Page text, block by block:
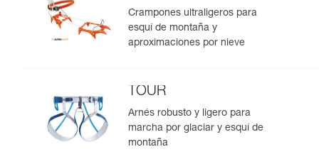
Crampones ultraligeros para
esquí de montaña y
aproximaciones por nieve
TOUR
Arnés robusto y ligero para
marcha por glaciar y esquí de
montaña